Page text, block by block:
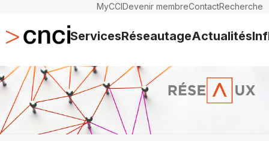
MyCCIDevenir membreContactRecherche
ServicesRéseautageActualités